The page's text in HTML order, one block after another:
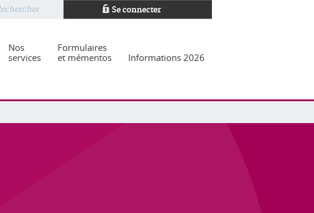
Se connecter
Nos
services
Formulaires
et mémentos
Informations 2026